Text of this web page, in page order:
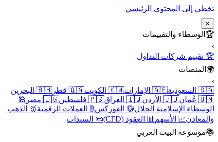
المحتوى الرئيسي
والتقييمات
شركات التداول
🇦🇪 الإمارات 🇰🇼 الكويت 🇶🇦 قطر
🇧🇭 البحرين
🇯🇴 الأردن
🇮🇶 العراق 🇵🇸 فلسطين 🇪🇬 مصر
🕌
الإسلامية الحلال💱 الفوركس ₿ العملات الرقمية🥇 الذهب
📈 الأسهم📊 العقود (CFD)
📜 السندات
البيت العربي